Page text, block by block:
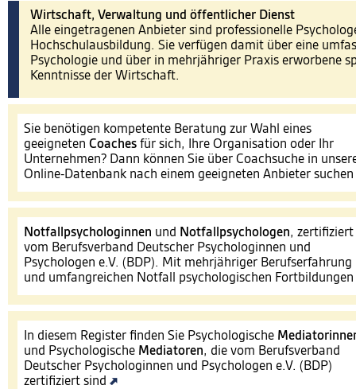
Wirtschaft, Verwaltung und öffentlicher Dienst
Alle eingetragenen Anbieter sind professionelle
Hochschulausbildung. Sie verfügen damit über eine
Psychologie und über in mehrjähriger Praxis erworbene
Kenntnisse der Wirtschaft.
Sie benötigen kompetente Beratung zur Wahl eines
geeigneten Coaches für sich, Ihre Organisation oder Ihr
Unternehmen? Dann können Sie über Coachsuche in
Online-Datenbank nach einem geeigneten Anbieter suchen
Notfallpsychologinnen und Notfallpsychologen, zertifiziert
vom Berufsverband Deutscher Psychologinnen und
Psychologen e.V. (BDP). Mit mehrjähriger Berufserfahrung
und umfangreichen Notfall psychologischen Fortbildungen
In diesem Register finden Sie Psychologische
und Psychologische Mediatoren, die vom Berufsverband
Deutscher Psychologinnen und Psychologen e.V. (BDP)
zertifiziert sind